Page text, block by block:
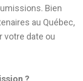
Bien
au Québec,
votre date ou